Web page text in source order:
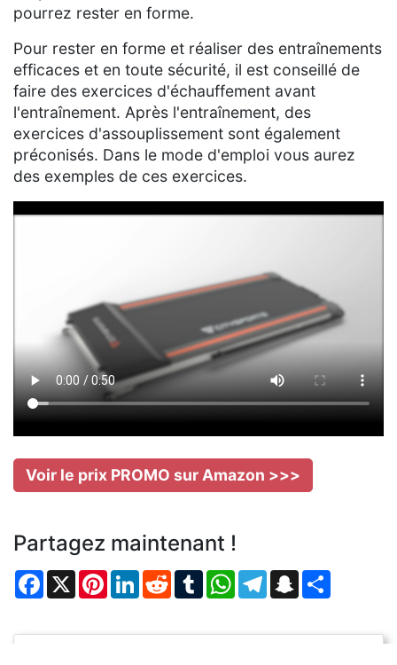
pourrez rester en forme.
Pour rester en forme et réaliser des entraînements
efficaces et en toute sécurité, il est conseillé de
faire des exercices d'échauffement avant
l'entraînement. Après l'entraînement, des
exercices d'assouplissement sont également
préconisés. Dans le mode d'emploi vous aurez
des exemples de ces exercices.
Voir le prix PROMO sur Amazon >>>
Partagez maintenant !
Facebook
X PinterestLinkedIn
RedditTumblrWhatsApp
TelegramSnapchat